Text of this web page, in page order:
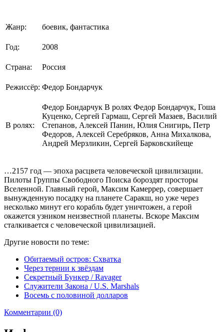
Жанр: боевик, фантастика
Год: 2008
Страна: Россия
Режиссёр: Федор Бондарчук
В ролях:
Федор Бондарчук В ролях Федор Бондарчук, Гоша
Куценко, Сергей Гармаш, Сергей Мазаев, Василий
Степанов, Алексей Панин, Юлия Снигирь, Петр
Федоров, Алексей Серебряков, Анна Михалкова,
Андрей Мерзликин, Сергей Барковскийеще
…2157 год — эпоха расцвета человеческой цивилизации.
Пилоты Группы Свободного Поиска бороздят просторы
Вселенной. Главный герой, Максим Камеррер, совершает
вынужденную посадку на планете Саракш, но уже через
несколько минут его корабль будет уничтожен, а герой
окажется узником неизвестной планеты. Вскоре Максим
сталкивается с человеческой цивилизацией.
Другие новости по теме:
Обитаемый остров: Схватка
Через тернии к звёздам
Секретный Бункер / Ravager
Служители Закона / U.S. Marshals
Восемь с половиной долларов
Комментарии (0)